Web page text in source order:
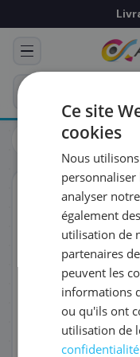
Cartouches
Canon
ORIGINAL
♻ COMMANDE
Prévoyez &
Programmez
vous prépare un
RÉFÉRENCE DU
FRÉQUENCE
QUANTITÉ PAR
DATE DE
Ce site
cookies
Nous
analyser
également
utilisation de
partenaires
peuvent les
informations
ou qu'ils ont
utilisation de
confidentialité